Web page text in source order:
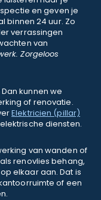
en geven je
binnen 24 uur. Zo
verrassingen
van
Zorgeloos
kunnen we
of renovatie.
Elektricien (pillar)
diensten.
van wanden of
renovlies behang,
elkaar aan. Dat is
of een